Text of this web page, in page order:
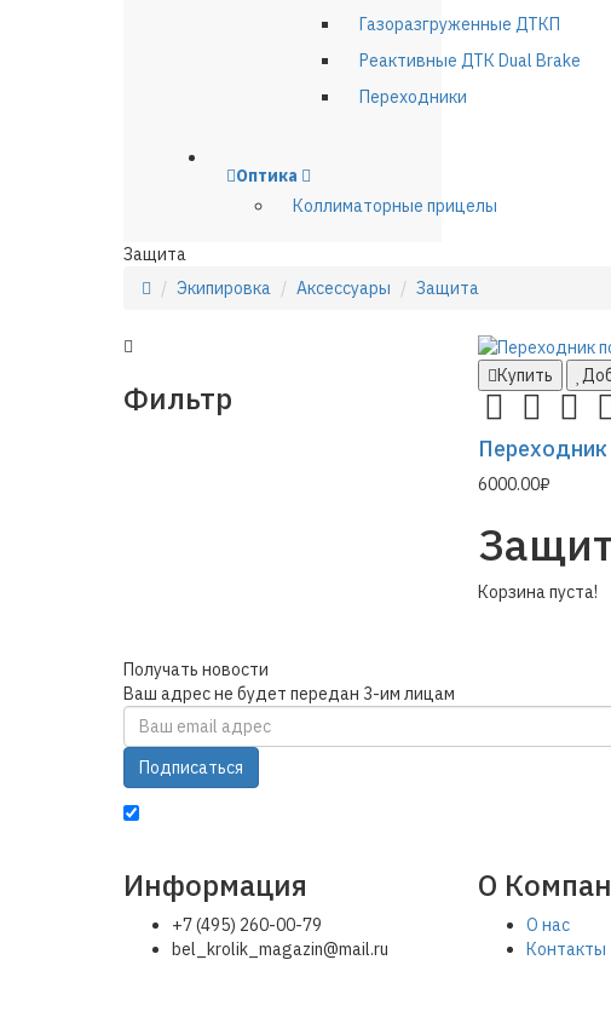
Газоразгруженные ДТКП
Реактивные ДТК Dual Brake
Переходники
Оптика
Коллиматорные прицелы
Защита
Экипировка
Аксессуары Защита
Фильтр
Купить
6000.00₽
Корзина пуста!
Получать новости
Ваш адрес не будет передан 3-им лицам
Подписаться
Информация
+7 (495) 260-00-79
bel_krolik_magazin@mail.ru
О
О нас
Контакты